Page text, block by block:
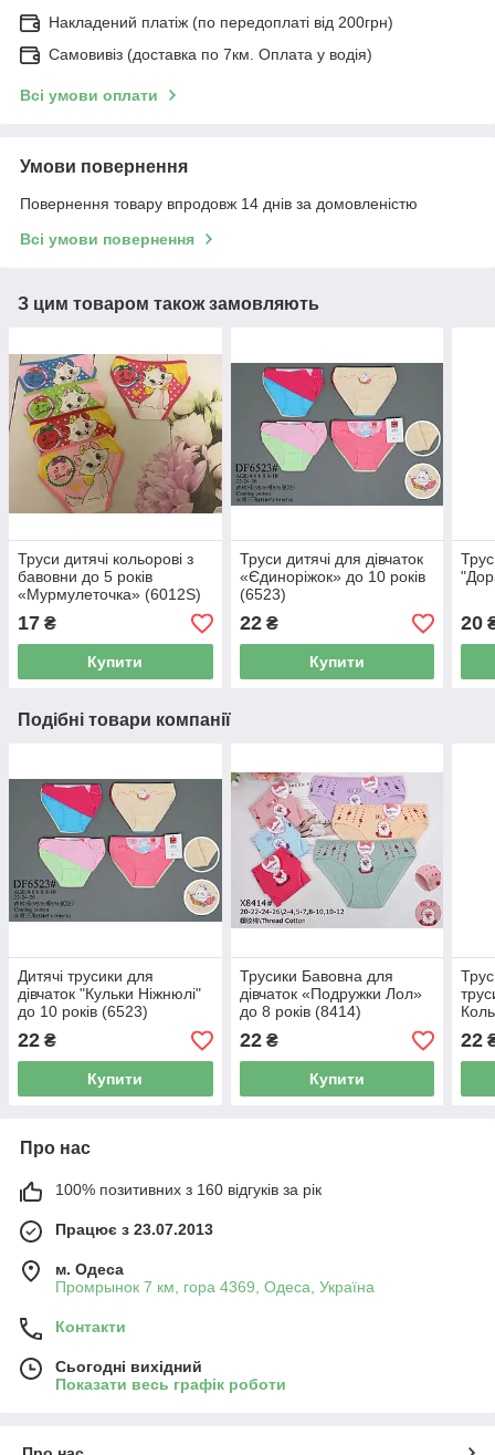
Накладений платіж (по передоплаті від 200грн)
Самовивіз (доставка по 7км. Оплата у водія)
Всі умови оплати
Умови повернення
Повернення товару впродовж 14 днів за домовленістю
Всі умови повернення
З цим товаром також замовляють
Труси дитячі кольорові з
бавовни до 5 років
«Мурмулеточка» (6012S)
17 ₴
Купити
Труси дитячі для дівчаток
«Єдиноріжок» до 10 років
(6523)
22₴
Купити
20
Подібні товари компанії
Дитячі трусики для
дівчаток "Кульки Ніжнюлі"
до 10 років (6523)
22 ₴
Купити
Трусики Бавовна для
дівчаток «Подружки Лол»
до 8 років (8414)
22₴
Купити
22
Про нас
100% позитивних з 160 відгуків за рік
Працює з 23.07.2013
м. Одеса
Промрынок 7 км, гора 4369, Одеса, Україна
Контакти
Сьогодні вихідний
Показати весь графік роботи